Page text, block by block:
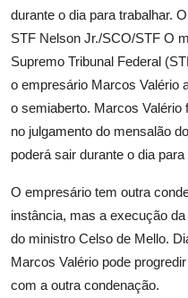
durante o dia para trabalhar.
STF Nelson Jr./SCO/STF O
Supremo Tribunal Federal
o empresário Marcos Valério
o semiaberto. Marcos Valério
no julgamento do mensalão
poderá sair durante o dia para
O empresário tem outra
instância, mas a execução
do ministro Celso de Mello.
Marcos Valério pode
com a outra condenação.